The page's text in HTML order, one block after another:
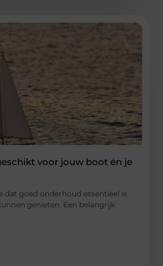
voor jouw boot én je
dat goed onderhoud essentieel is
genieten. Een belangrijk